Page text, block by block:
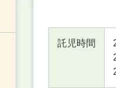
託児時間